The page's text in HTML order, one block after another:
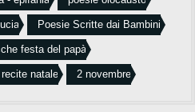
Poesie Scritte dai Bambini
festa del papà
recite natale 2 novembre